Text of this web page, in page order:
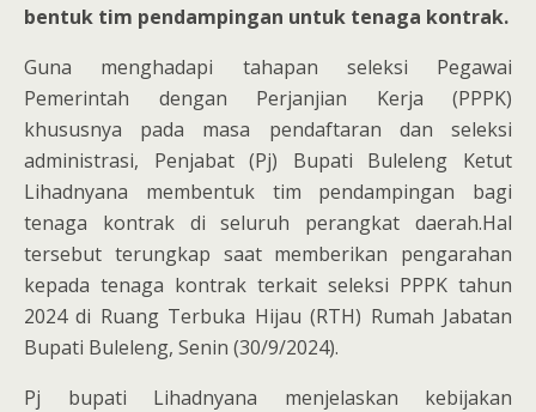
bentuk tim pendampingan untuk tenaga kontrak.
Guna menghadapi tahapan seleksi Pegawai
Pemerintah dengan Perjanjian Kerja (PPPK)
khususnya pada masa pendaftaran dan seleksi
administrasi, Penjabat (Pj) Bupati Buleleng Ketut
Lihadnyana membentuk tim pendampingan bagi
tenaga kontrak di seluruh perangkat daerah.Hal
tersebut terungkap saat memberikan pengarahan
kepada tenaga kontrak terkait seleksi PPPK tahun
2024 di Ruang Terbuka Hijau (RTH) Rumah Jabatan
Bupati Buleleng, Senin (30/9/2024).
Pj bupati Lihadnyana menjelaskan kebijakan